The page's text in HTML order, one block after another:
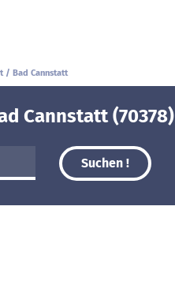
/ Bad Cannstatt
Cannstatt (70378)
Suchen !